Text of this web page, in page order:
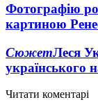
Фотографію
картиною
СюжетЛеся
українського
Читати коментарі